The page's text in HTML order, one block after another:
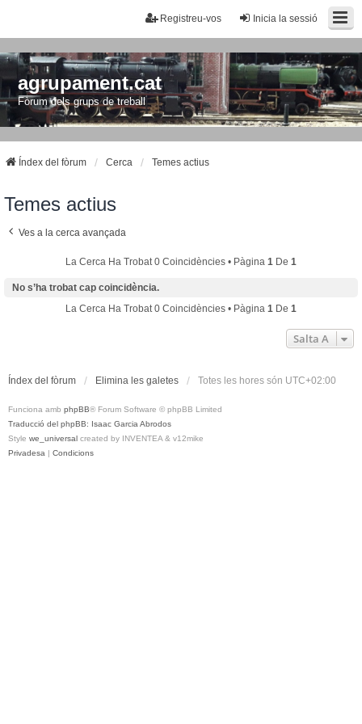
Inicia la sessió
Registreu-vos
agrupament.cat
Fòrum dels grups de treball
Índex del fòrum Cerca Temes actius
Temes actius
Ves a la cerca avançada
La Cerca Ha Trobat 0 Coincidències • Pàgina 1 De 1
No s’ha trobat cap coincidència.
La Cerca Ha Trobat 0 Coincidències • Pàgina 1 De 1
Salta A
Índex del fòrum Elimina les galetes Totes les hores són UTC+02:00
Funciona amb phpBB® Forum Software © phpBB Limited
Traducció del phpBB: Isaac Garcia Abrodos
Style we_universal created by INVENTEA & v12mike
Privadesa | Condicions